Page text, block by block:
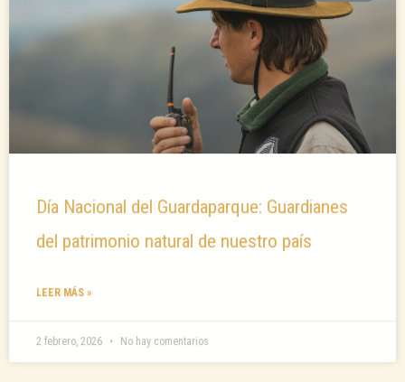
Día Nacional del Guardaparque: Guardianes
del patrimonio natural de nuestro país
LEER MÁS »
2 febrero, 2026 No hay comentarios